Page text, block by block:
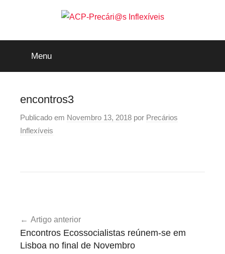
ACP-
Precári@s
Inflexíveis
Menu
encontros3
Publicado em Novembro 13, 2018 por Precários
Inflexíveis
de
artigos
Artigo anterior
Encontros Ecossocialistas reúnem-se em
Lisboa no final de Novembro